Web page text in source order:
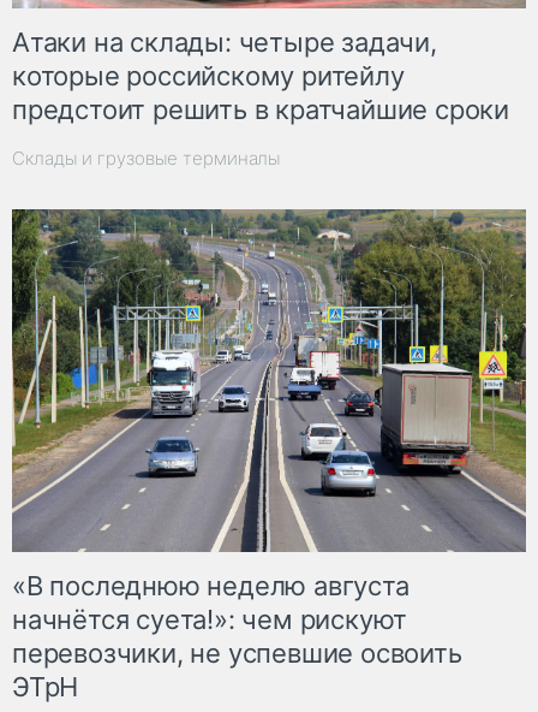
Атаки на склады: четыре задачи,
которые российскому ритейлу
предстоит решить в кратчайшие сроки
Склады и грузовые терминалы
«В последнюю неделю августа
начнётся суета!»: чем рискуют
перевозчики, не успевшие освоить
ЭТрН